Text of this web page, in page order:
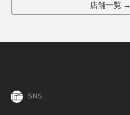
店舗一覧 →
SNS